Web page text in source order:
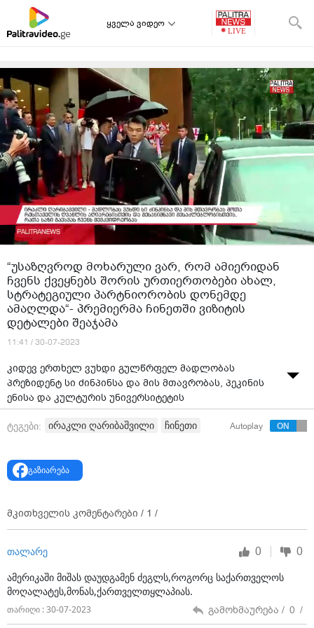
ყველა ვიდეო
“უსაზღვროდ მოხარული ვარ, რომ ამიერიდან
ჩვენს ქვეყნებს შორის ურთიერთობები ახალ,
სტრატეგიული პარტნიორობის დონემდე
ამაღლდა“- პრემიერმა ჩინეთში ვიზიტის
დეტალები შეაჯამა
11:41 / 30-07-2023
კიდევ ერთხელ ვუხდი გულწრფელ მადლობას
პრეზიდენტ სი ძინპინსა და მის მთავრობას, პეკინის
ენისა და კულტურის უნივერსიტეტის
წარმომადგენლებს, მსოფლიო ლიტერატურაში შოთა
რუსთაველის ღვაწლის აღიარებისთვის და ამ
ჩვენს მემკვიდრეობას, - ამის შესახებ საქართველოს
პრემიერ-მინისტრმა ირაკლი ღარიბაშვილმა პეკინის
გამოსვლისას განაცხადა.
ერთხელ დადასტურდა საქართველოსა და ჩინეთს
შორის კულტურული გაცვლის, ცოდნის გაზიარებისა
და მეგობრობის ხელშეწყობის იდეის ერთგულება.
"ჩინეთის განათლების მინისტრის მოადგილევ,
ტეგები: ირაკლი ღარიბაშვილი ჩინეთი Autoplay
გაზიარება
მკითხველის კომენტარები / 1 /
თალარე 0 0
ამერიკაში მიშას დაუდგამენ ძეგლს,როგორც საქართველოს
მოღალატეს,მონას,ქართველთყლაპიას.
თარიღი : 30-07-2023 გამოხმაურება / 0 /